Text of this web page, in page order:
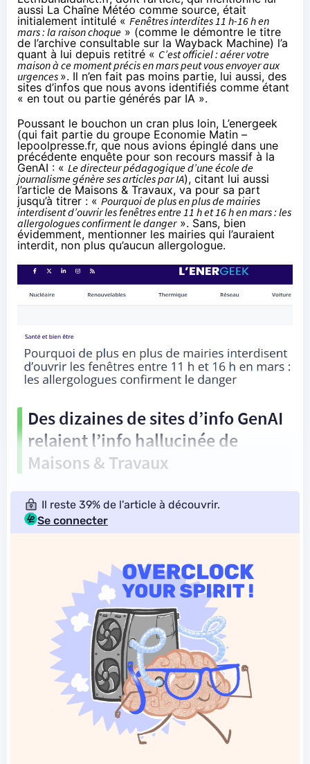
aussi La Chaîne Météo comme source, était
initialement intitulé « Fenêtres interdites 11 h-16 h en
mars : la raison choque » (comme le démontre le titre
de l’archive consultable sur la Wayback Machine) l’a
quant à lui depuis retitré « C’est officiel : aérer votre
maison à ce moment précis en mars peut vous envoyer aux
urgences ». Il n’en fait pas moins partie, lui aussi, des
sites d’infos que nous avons identifiés comme étant
« en tout ou partie générés par IA ».
Poussant le bouchon un cran plus loin, L’energeek
(qui fait partie du groupe Economie Matin –
lepoolpresse.fr, que nous avions épinglé dans une
précédente enquête pour son recours massif à la
GenAI : « Le directeur pédagogique d’une école de
journalisme génère ses articles par IA), citant lui aussi
l’article de Maisons & Travaux, va pour sa part
jusqu’à titrer : « Pourquoi de plus en plus de mairies
interdisent d’ouvrir les fenêtres entre 11 h et 16 h en mars : les
allergologues confirment le danger». Sans, bien
évidemment, mentionner les mairies qui l’auraient
interdit, non plus qu’aucun allergologue.
Des dizaines de sites d’info GenAI
relaient l’info hallucinée de
Maisons & Travaux
Il reste 39% de l'article à découvrir.
Se connecter